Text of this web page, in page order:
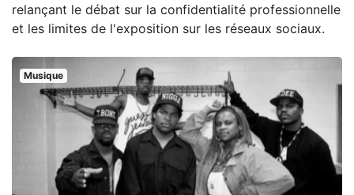
relançant le débat sur la confidentialité professionnelle
et les limites de l'exposition sur les réseaux sociaux.
Musique